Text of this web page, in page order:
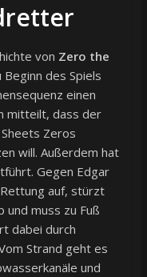
von Zero the
Beginn des Spiels
einen
mitteilt, dass der
Zeros
will. Außerdem hat
Gegen Edgar
auf, stürzt
und muss zu Fuß
dabei durch
Strand geht es
und